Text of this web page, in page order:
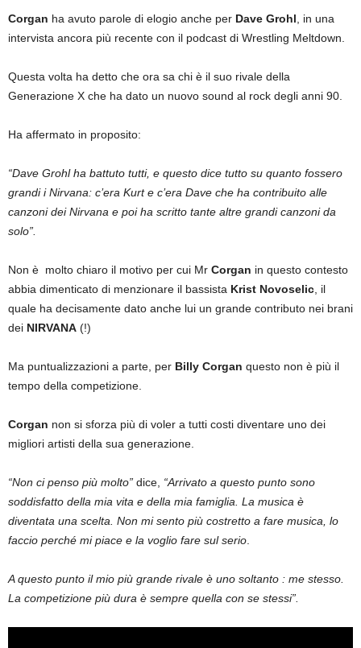
Corgan ha avuto parole di elogio anche per Dave Grohl , in una
intervista ancora più recente con il podcast di Wrestling Meltdown.
Questa volta ha detto che ora sa chi è il suo rivale della
Generazione X che ha dato un nuovo sound al rock degli anni 90.
Ha affermato in proposito:
“Dave Grohl ha battuto tutti, e questo dice tutto su quanto fossero
grandi i Nirvana: c’era Kurt e c’era Dave che ha contribuito alle
canzoni dei Nirvana e poi ha scritto tante altre grandi canzoni da
solo”.
Non è molto chiaro il motivo per cui Mr Corgan in questo contesto
abbia dimenticato di menzionare il bassista Krist Novoselic , il
quale ha decisamente dato anche lui un grande contributo nei brani
dei NIRVANA (!)
Ma puntualizzazioni a parte, per Billy Corgan questo non è più il
tempo della competizione.
Corgan non si sforza più di voler a tutti costi diventare uno dei
migliori artisti della sua generazione.
“Non ci penso più molto” dice, “Arrivato a questo punto sono
soddisfatto della mia vita e della mia famiglia. La musica è
diventata una scelta. Non mi sento più costretto a fare musica, lo
faccio perché mi piace e la voglio fare sul serio
A questo punto il mio più grande rivale è uno soltanto : me stesso.
La competizione più dura è sempre quella con se stessi”.